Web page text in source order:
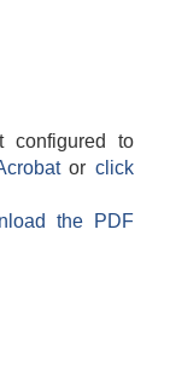
configured to
orclick
the PDF